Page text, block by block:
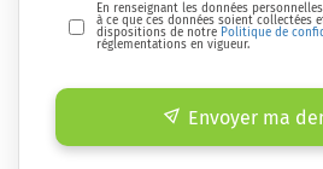
En renseignant les données
à ce que ces données soient collectées
dispositions de notre Politique de
réglementations en vigueur.
Envoyer ma